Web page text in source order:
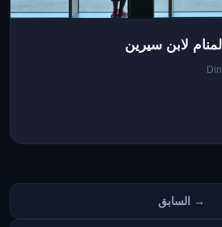
لابن سيرين
→ السابق